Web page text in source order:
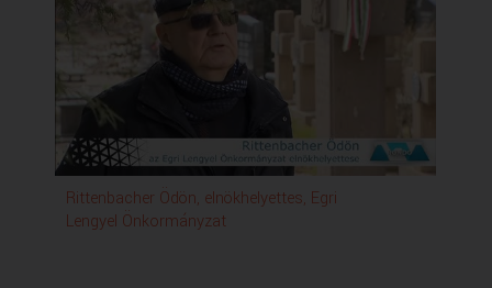
fogadták. De vajon miért pont lengyelül?
- FELCZAK-LEMEZEK
A Waclaw Felczak Alapítvány az oktatás mellett a
magyar-lengyel zenei együttműködéséket is kiemelten
támogatja, amelynek ékes példája, hogy tavaly immár
X. alkalommal jelentek meg a Felczak lemezek.
- ZENETÖRTÉNET – SZILASI ALEX
Szilasi Alex Liszt-díjas zongoraművész tevékenyen
Rittenbacher Ödön, elnökhelyettes, Egri
Lengyel Önkormányzat